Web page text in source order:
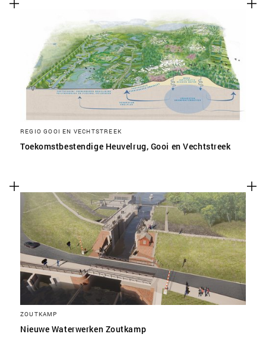
REGIO GOOI EN VECHTSTREEK
Toekomstbestendige Heuvelrug, Gooi en Vechtstreek
ZOUTKAMP
Nieuwe Waterwerken Zoutkamp